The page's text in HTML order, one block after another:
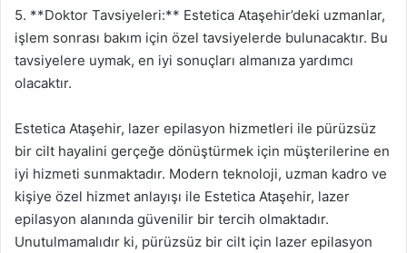
5. **Doktor Tavsiyeleri:** Estetica Ataşehir’deki uzmanlar,
işlem sonrası bakım için özel tavsiyelerde bulunacaktır. Bu
tavsiyelere uymak, en iyi sonuçları almanıza yardımcı
olacaktır.
Estetica Ataşehir, lazer epilasyon hizmetleri ile pürüzsüz
bir cilt hayalini gerçeğe dönüştürmek için müşterilerine en
iyi hizmeti sunmaktadır. Modern teknoloji, uzman kadro ve
kişiye özel hizmet anlayışı ile Estetica Ataşehir, lazer
epilasyon alanında güvenilir bir tercih olmaktadır.
Unutulmamalıdır ki, pürüzsüz bir cilt için lazer epilasyon